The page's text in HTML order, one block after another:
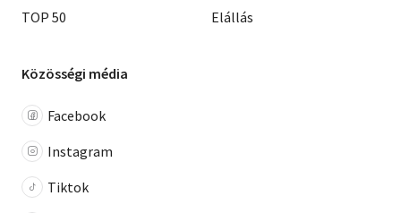
TOP 50
Elállás
Közösségi média
Facebook
Instagram
Tiktok